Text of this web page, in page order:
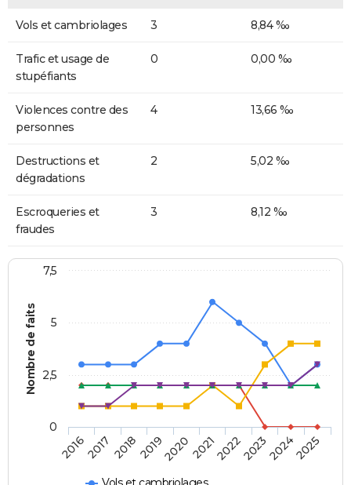
Vols et cambriolages 3 8,84 ‰
Trafic et usage de
stupéfiants
0 0,00 ‰
Violences contre des
personnes
4 13,66 ‰
Destructions et
dégradations
2 5,02 ‰
Escroqueries et
fraudes
3 8,12 ‰
Nombre de faits
20162017 20182019202020212022202320242025
0
2,5
5
7,5